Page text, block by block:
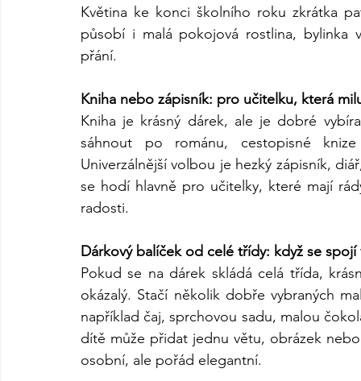
Květina ke konci školního roku zkrátka
působí i malá pokojová rostlina,
přání.
Kniha nebo zápisník: pro učitelku, která
Kniha je krásný dárek, ale je dobré
sáhnout po románu, cestopisné
Univerzálnější volbou je hezký zápisník,
se hodí hlavně pro učitelky, které mají
radosti.
Dárkový balíček od celé třídy: když se
Pokud se na dárek skládá celá třída,
okázalý. Stačí několik dobře vybraných
například čaj, sprchovou sadu, malou
dítě může přidat jednu větu, obrázek
osobní, ale pořád elegantní.